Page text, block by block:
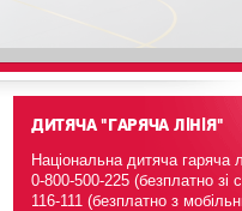
ДИТЯЧА "ГАРЯЧА ЛІНІЯ"
Національна дитяча гаряча
0-800-500-225 (безплатно зі
116-111 (безплатно з